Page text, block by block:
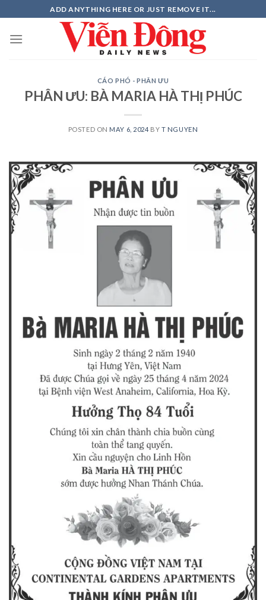
to
content
ADD ANYTHING HERE OR JUST REMOVE IT...
CÁO PHÓ - PHÂN ƯU
PHÂN ƯU: BÀ MARIA HÀ THỊ PHÚC
POSTED ON MAY 6, 2024 BY T NGUYEN